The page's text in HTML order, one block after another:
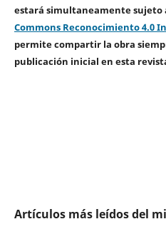
estará simultaneamente sujeto
Commons Reconocimiento 4.0
permite compartir la obra
publicación inicial en esta
Artículos más leídos del